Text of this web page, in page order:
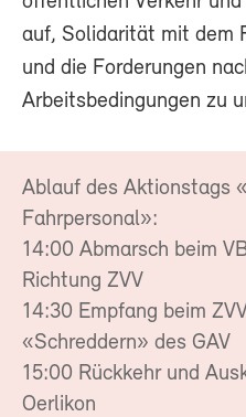
auf, Solidarität mit dem
und die Forderungen
Arbeitsbedingungen zu
Ablauf des Aktionstags
Fahrpersonal»:
14:00 Abmarsch beim
Richtung ZVV
14:30 Empfang beim
«Schreddern» des GAV
15:00 Rückkehr und
Oerlikon